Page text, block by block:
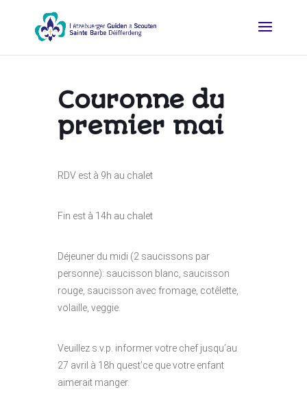
Couronne du
premier mai
RDV est à 9h au chalet
Fin est à 14h au chalet
Déjeuner du midi (2 saucissons par
personne): saucisson blanc, saucisson
rouge, saucisson avec fromage, cotêlette,
volaille, veggie.
Veuillez s.v.p. informer votre chef jusqu’au
27 avril à 18h quest’ce que votre enfant
aimerait manger.